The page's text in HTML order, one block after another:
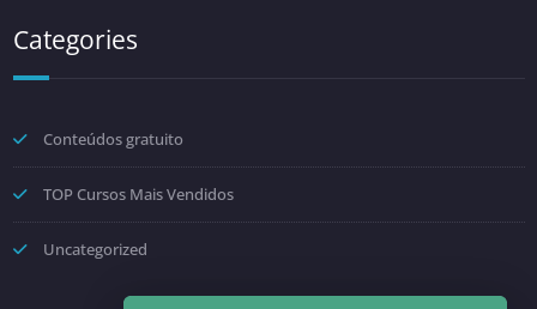
Categories
Conteúdos gratuito
TOP Cursos Mais Vendidos
Uncategorized